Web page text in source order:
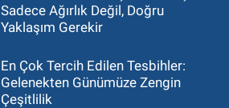
Sadece Ağırlık Değil, Doğru
Yaklaşım Gerekir
En Çok Tercih Edilen Tesbihler:
Gelenekten Günümüze Zengin
Çeşitlilik